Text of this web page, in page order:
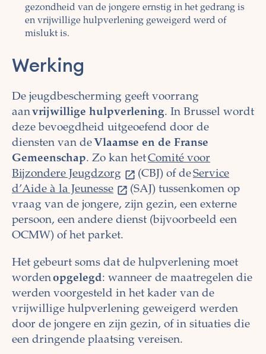
gezondheid van de jongere ernstig in het gedrang is
en vrijwillige hulpverlening geweigerd werd of
mislukt is.
Werking
De jeugdbescherming geeft voorrang
aanvrijwillige hulpverlening. In Brussel wordt
deze bevoegdheid uitgeoefend door de
diensten van de Vlaamse en de Franse
Gemeenschap. Zo kan hetComité voor
Bijzondere Jeugdzorg
(CBJ) of deService
d’Aide à la Jeunesse
(SAJ) tussenkomen op
vraag van de jongere, zijn gezin, een externe
persoon, een andere dienst (bijvoorbeeld een
OCMW) of het parket.
Het gebeurt soms dat de hulpverlening moet
wordenopgelegd: wanneer de maatregelen die
werden voorgesteld in het kader van de
vrijwillige hulpverlening geweigerd werden
door de jongere en zijn gezin, of in situaties die
een dringende plaatsing vereisen.